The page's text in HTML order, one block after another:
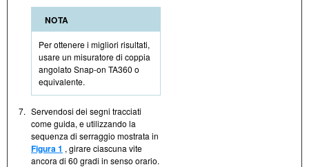
NOTA
Per ottenere i migliori risultati,
usare un misuratore di coppia
angolato Snap-on TA360 o
equivalente.
7. Servendosi dei segni tracciati
come guida, e utilizzando la
sequenza di serraggio mostrata in
Figura 1 , girare ciascuna vite
ancora di 60 gradi in senso orario.